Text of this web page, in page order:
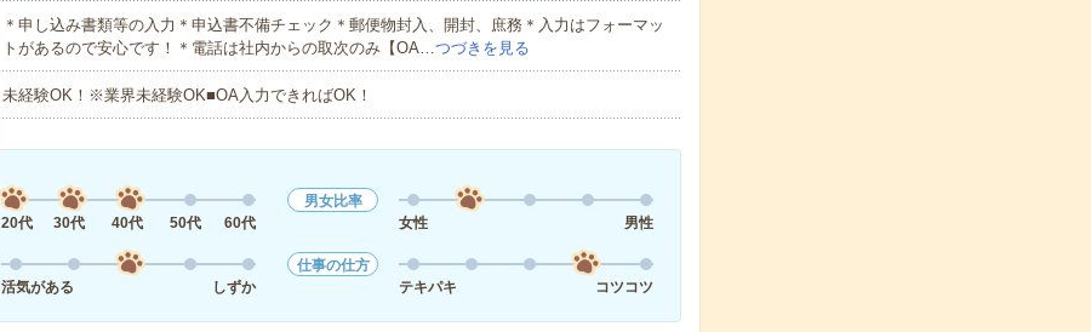
＊申し込み書類等の入力＊申込書不備チェック＊郵便物封入、開封、庶務＊入力はフォーマッ
トがあるので安心です！＊電話は社内からの取次のみ【OA…つづきを見る
未経験OK！※業界未経験OK■OA入力できればOK！
20代
30代 40代 50代 60代
男女比率
女性
男性
活気がある
しずか
仕事の仕方
テキパキ
コツコツ